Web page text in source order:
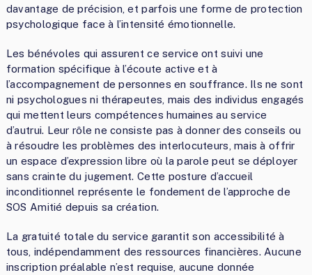
davantage de précision, et parfois une forme de protection
psychologique face à l’intensité émotionnelle.
Les bénévoles qui assurent ce service ont suivi une
formation spécifique à l’écoute active et à
l’accompagnement de personnes en souffrance. Ils ne sont
ni psychologues ni thérapeutes, mais des individus engagés
qui mettent leurs compétences humaines au service
d’autrui. Leur rôle ne consiste pas à donner des conseils ou
à résoudre les problèmes des interlocuteurs, mais à offrir
un espace d’expression libre où la parole peut se déployer
sans crainte du jugement. Cette posture d’accueil
inconditionnel représente le fondement de l’approche de
SOS Amitié depuis sa création.
La gratuité totale du service garantit son accessibilité à
tous, indépendamment des ressources financières. Aucune
inscription préalable n’est requise, aucune donnée